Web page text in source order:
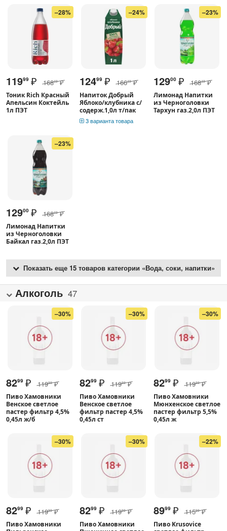
–28%
11999 ₽ 16849 ₽
Тоник Rich Красный
Апельсин Коктейль
1л ПЭТ
–24%
12499 ₽ 16649 ₽
Напиток Добрый
Яблоко/клубника с/
содерж.1,0л т/пак
3 варианта товара
–23%
12900 ₽ 16849 ₽
Лимонад Напитки
из Черноголовки
Тархун газ.2,0л ПЭТ
–23%
12900 ₽ 16849 ₽
Лимонад Напитки
из Черноголовки
Байкал газ.2,0л ПЭТ
Показать еще 15 товаров категории «Вода, соки, напитки»
Алкоголь 47
–30%
8299 ₽ 11999 ₽
Пиво Хамовники
Венское светлое
пастер фильтр 4,5%
0,45л ж/б
–30%
8299 ₽ 11999 ₽
Пиво Хамовники
Венское светлое
фильтр пастер 4,5%
0,45л ст
–30%
8299 ₽ 11999 ₽
Пиво Хамовники
Мюнхенское светлое
пастер фильтр 5,5%
0,45л ж
–30%
8299 ₽ 11999 ₽
Пиво Хамовники
–30%
8299 ₽ 11999 ₽
Пиво Хамовники
–22%
8999 ₽ 11599 ₽
Пиво Krusovice